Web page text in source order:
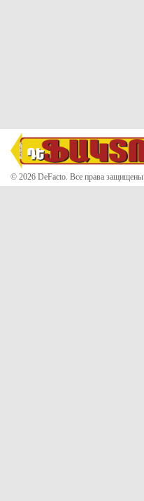
© 2026 DeFacto. Все права защищены